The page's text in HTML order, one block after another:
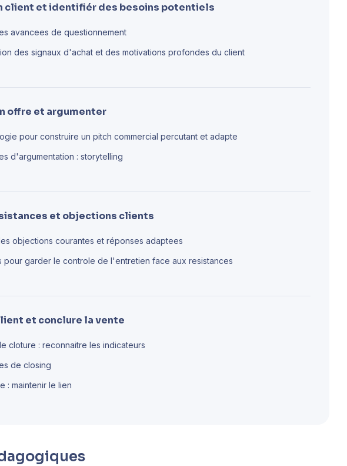
client et identifiér des besoins potentiels
avancees de questionnement
des signaux d'achat et des motivations profondes du client
offre et argumenter
pour construire un pitch commercial percutant et adapte
d'argumentation : storytelling
et objections clients
objections courantes et réponses adaptees
pour garder le controle de l'entretien face aux resistances
et conclure la vente
cloture : reconnaitre les indicateurs
de closing
: maintenir le lien